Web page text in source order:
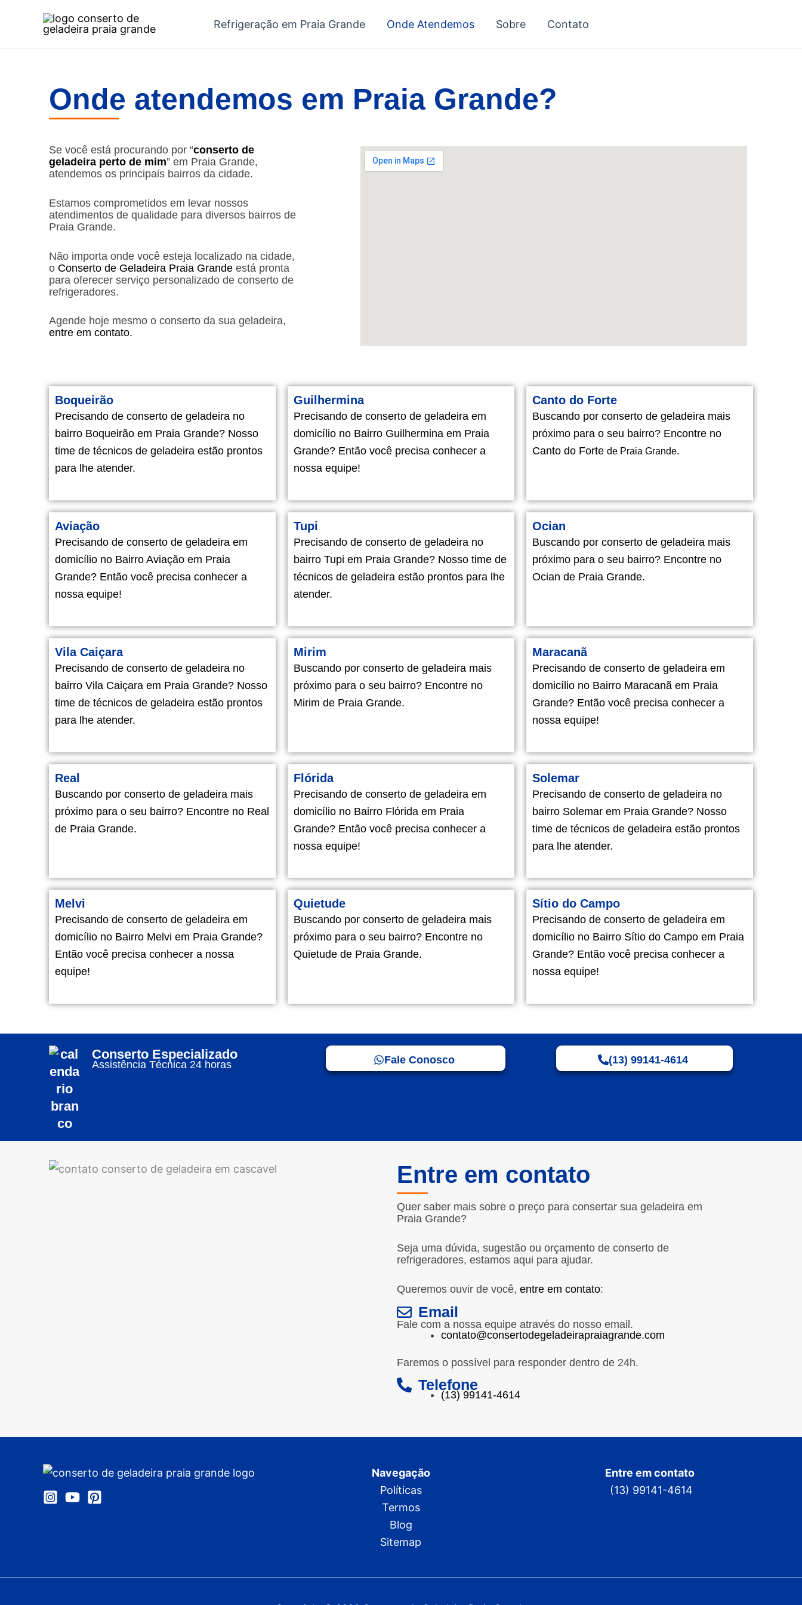
Refrigeração em Praia Grande Onde Atendemos Sobre Contato
Onde atendemos em Praia Grande?
Se você está procurando por “conserto de
geladeira perto de mim” em Praia Grande,
atendemos os principais bairros da cidade.
Estamos comprometidos em levar nossos
atendimentos de qualidade para diversos bairros de
Praia Grande.
Não importa onde você esteja localizado na cidade,
o Conserto de Geladeira Praia Grande está pronta
para oferecer serviço personalizado de conserto de
refrigeradores.
Agende hoje mesmo o conserto da sua geladeira,
entre em contato.
Boqueirão
Precisando de conserto de geladeira no
bairro Boqueirão em Praia Grande? Nosso
time de técnicos de geladeira estão prontos
para lhe atender.
Guilhermina
Precisando de conserto de geladeira em
domicílio no Bairro Guilhermina em Praia
Grande? Então você precisa conhecer a
nossa equipe!
Canto do Forte
Buscando por conserto de geladeira mais
próximo para o seu bairro? Encontre no
Canto do Forte de Praia Grande.
Aviação
Precisando de conserto de geladeira em
domicílio no Bairro Aviação em Praia
Grande? Então você precisa conhecer a
nossa equipe!
Tupi
Precisando de conserto de geladeira no
bairro Tupi em Praia Grande? Nosso time de
técnicos de geladeira estão prontos para lhe
atender.
Ocian
Buscando por conserto de geladeira mais
próximo para o seu bairro? Encontre no
Ocian de Praia Grande.
Vila Caiçara
Precisando de conserto de geladeira no
bairro Vila Caiçara em Praia Grande? Nosso
time de técnicos de geladeira estão prontos
para lhe atender.
Mirim
Buscando por conserto de geladeira mais
próximo para o seu bairro? Encontre no
Mirim de Praia Grande.
Maracanã
Precisando de conserto de geladeira em
domicílio no Bairro Maracanã em Praia
Grande? Então você precisa conhecer a
nossa equipe!
Real
Buscando por conserto de geladeira mais
próximo para o seu bairro? Encontre no Real
de Praia Grande.
Flórida
Precisando de conserto de geladeira em
domicílio no Bairro Flórida em Praia
Grande? Então você precisa conhecer a
nossa equipe!
Solemar
Precisando de conserto de geladeira no
bairro Solemar em Praia Grande? Nosso
time de técnicos de geladeira estão prontos
para lhe atender.
Melvi
Precisando de conserto de geladeira em
domicílio no Bairro Melvi em Praia Grande?
Então você precisa conhecer a nossa
equipe!
Quietude
Buscando por conserto de geladeira mais
próximo para o seu bairro? Encontre no
Quietude de Praia Grande.
Sítio do Campo
Precisando de conserto de geladeira em
domicílio no Bairro Sítio do Campo em Praia
Grande? Então você precisa conhecer a
nossa equipe!
Conserto Especializado
Assistência Técnica 24 horas Fale Conosco (13) 99141-4614
Entre em contato
Quer saber mais sobre o preço para consertar sua geladeira em
Praia Grande?
Seja uma dúvida, sugestão ou orçamento de conserto de
refrigeradores, estamos aqui para ajudar.
Queremos ouvir de você, entre em contato:
Email
Fale com a nossa equipe através do nosso email.
contato@consertodegeladeirapraiagrande.com
Faremos o possível para responder dentro de 24h.
Telefone
(13) 99141-4614
Navegação
Políticas
Termos
Blog
Sitemap
Entre em contato
(13) 99141-4614